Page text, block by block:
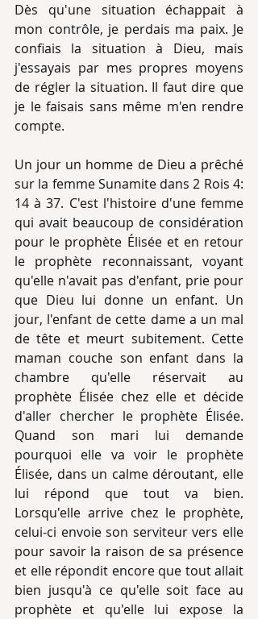
Dès qu'une situation échappait à
mon contrôle, je perdais ma paix. Je
confiais la situation à Dieu, mais
j'essayais par mes propres moyens
de régler la situation. Il faut dire que
je le faisais sans même m'en rendre
compte.
Un jour un homme de Dieu a prêché
sur la femme Sunamite dans 2 Rois 4:
14 à 37. C'est l'histoire d'une femme
qui avait beaucoup de considération
pour le prophète Élisée et en retour
le prophète reconnaissant, voyant
qu'elle n'avait pas d'enfant, prie pour
que Dieu lui donne un enfant. Un
jour, l'enfant de cette dame a un mal
de tête et meurt subitement. Cette
maman couche son enfant dans la
chambre qu'elle réservait au
prophète Élisée chez elle et décide
d'aller chercher le prophète Élisée.
Quand son mari lui demande
pourquoi elle va voir le prophète
Élisée, dans un calme déroutant, elle
lui répond que tout va bien.
Lorsqu'elle arrive chez le prophète,
celui-ci envoie son serviteur vers elle
pour savoir la raison de sa présence
et elle répondit encore que tout allait
bien jusqu'à ce qu'elle soit face au
prophète et qu'elle lui expose la